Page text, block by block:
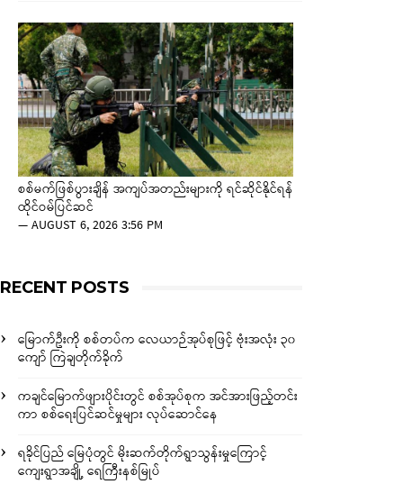
စစ်မက်ဖြစ်ပွားချိန် အကျပ်အတည်းများကို ရင်ဆိုင်နိုင်ရန်
ထိုင်ဝမ်ပြင်ဆင်
—AUGUST 6, 2026 3:56 PM
RECENT POSTS
မြောက်ဦးကို စစ်တပ်က လေယာဉ်အုပ်စုဖြင့် ဗုံးအလုံး ၃၀
ကျော် ကြဲချတိုက်ခိုက်
ကချင်မြောက်ဖျားပိုင်းတွင် စစ်အုပ်စုက အင်အားဖြည့်တင်း
ကာ စစ်ရေးပြင်ဆင်မှုများ လုပ်ဆောင်နေ
ရခိုင်ပြည် မြေပုံတွင် မိုးဆက်တိုက်ရွာသွန်းမှုကြောင့်
ကျေးရွာအချို့ ရေကြီးနစ်မြုပ်